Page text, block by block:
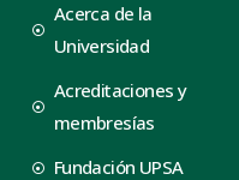
Acerca de la
Universidad
Acreditaciones y
membresías
Fundación UPSA